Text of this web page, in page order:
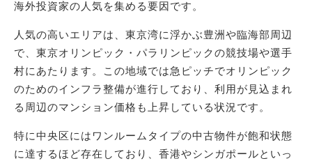
海外投資家の人気を集める要因です。
人気の高いエリアは、東京湾に浮かぶ豊洲や臨海部周辺
で、東京オリンピック・パラリンピックの競技場や選手
村にあたります。この地域では急ピッチでオリンピック
のためのインフラ整備が進行しており、利用が見込まれ
る周辺のマンション価格も上昇している状況です。
特に中央区にはワンルームタイプの中古物件が飽和状態
に達するほど存在しており、香港やシンガポールといっ